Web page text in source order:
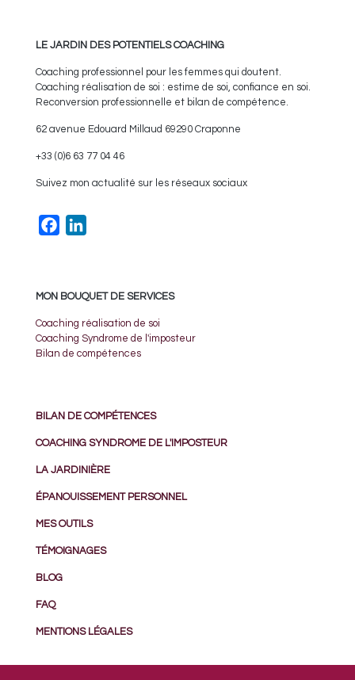
LE JARDIN DES POTENTIELS COACHING
Coaching professionnel pour les femmes qui doutent.
Coaching réalisation de soi : estime de soi, confiance en soi.
Reconversion professionnelle et bilan de compétence.
62 avenue Edouard Millaud 69290 Craponne
+33 (0)6 63 77 04 46
Suivez mon actualité sur les réseaux sociaux
Facebook
MON BOUQUET DE SERVICES
Coaching réalisation de soi
Coaching Syndrome de l'imposteur
Bilan de compétences
BILAN DE COMPÉTENCES
COACHING SYNDROME DE L'IMPOSTEUR
LA JARDINIÈRE
ÉPANOUISSEMENT PERSONNEL
MES OUTILS
TÉMOIGNAGES
BLOG
FAQ
MENTIONS LÉGALES